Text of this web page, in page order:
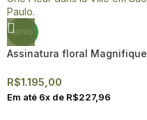
NOVO
Assinatura floral Magnifique
R$1.195,00
Em até 6x de R$227,96